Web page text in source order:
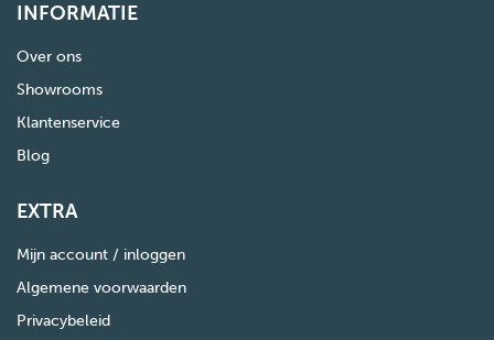
INFORMATIE
Over ons
Showrooms
Klantenservice
Blog
EXTRA
Mijn account / inloggen
Algemene voorwaarden
Privacybeleid